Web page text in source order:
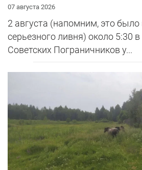
07 августа 2026
2 августа (напомним, это было
серьезного ливня) около 5:30
Советских Пограничников у...